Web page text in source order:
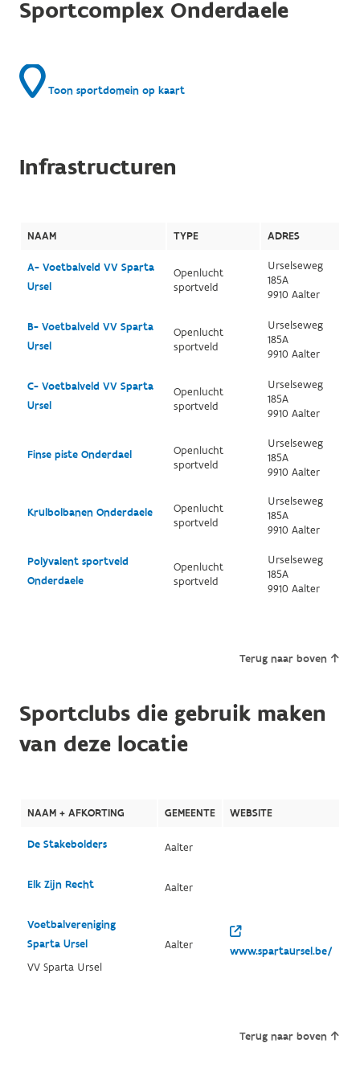
Sportcomplex Onderdaele
Toon sportdomein op kaart
Infrastructuren
NAAM TYPE ADRES
A- Voetbalveld VV Sparta
Ursel
Openlucht
sportveld
Urselseweg
185A
9910 Aalter
B- Voetbalveld VV Sparta
Ursel
Openlucht
sportveld
Urselseweg
185A
9910 Aalter
C- Voetbalveld VV Sparta
Ursel
Openlucht
sportveld
Urselseweg
185A
9910 Aalter
Finse piste Onderdael
Openlucht
sportveld
Urselseweg
185A
9910 Aalter
Krulbolbanen Onderdaele
Openlucht
sportveld
Urselseweg
185A
9910 Aalter
Polyvalent sportveld
Onderdaele
Openlucht
sportveld
Urselseweg
185A
9910 Aalter
Terug naar boven
Sportclubs die gebruik maken
van deze locatie
NAAM + AFKORTING GEMEENTE WEBSITE
De Stakebolders Aalter
Elk Zijn Recht Aalter
Voetbalvereniging
Sparta Ursel
VV Sparta Ursel
Aalter www.spartaursel.be/
Terug naar boven